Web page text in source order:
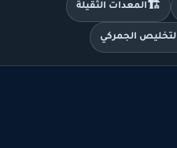
🏗️ المعدات الثقيلة
الجمركي